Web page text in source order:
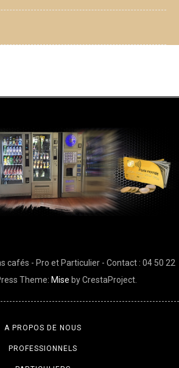
cafés - Pro et Particulier - Contact : 04 50 22
Theme: Mise by CrestaProject.
A PROPOS DE NOUS
PROFESSIONNELS